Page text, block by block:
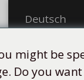
Deutsch
might be
Do you